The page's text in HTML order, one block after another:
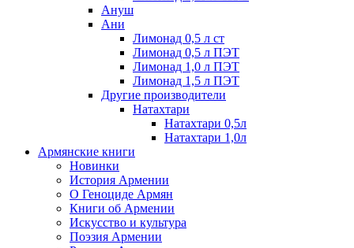
Ануш
Ани
Лимонад 0,5 л ст
Лимонад 0,5 л ПЭТ
Лимонад 1,0 л ПЭТ
Лимонад 1,5 л ПЭТ
Другие производители
Натахтари
Натахтари 0,5л
Натахтари 1,0л
Армянские книги
Новинки
История Армении
О Геноциде Армян
Книги об Армении
Иcкусство и культура
Поэзия Армении